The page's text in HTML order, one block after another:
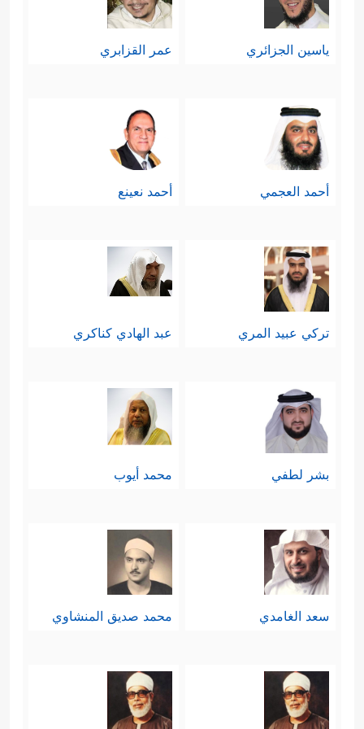
ياسين الجزائري عمر القزابري
أحمد العجمي أحمد نعينع
تركي عبيد المري عبد الهادي كناكري
بشر لطفي محمد أيوب
سعد الغامدي محمد صديق المنشاوي